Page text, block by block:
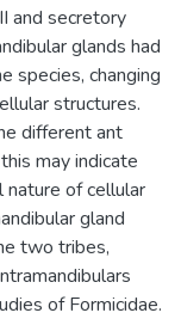
and secretory
glands had
species, changing
structures.
different ant
may indicate
nature of cellular
gland
two tribes,
of Formicidae.